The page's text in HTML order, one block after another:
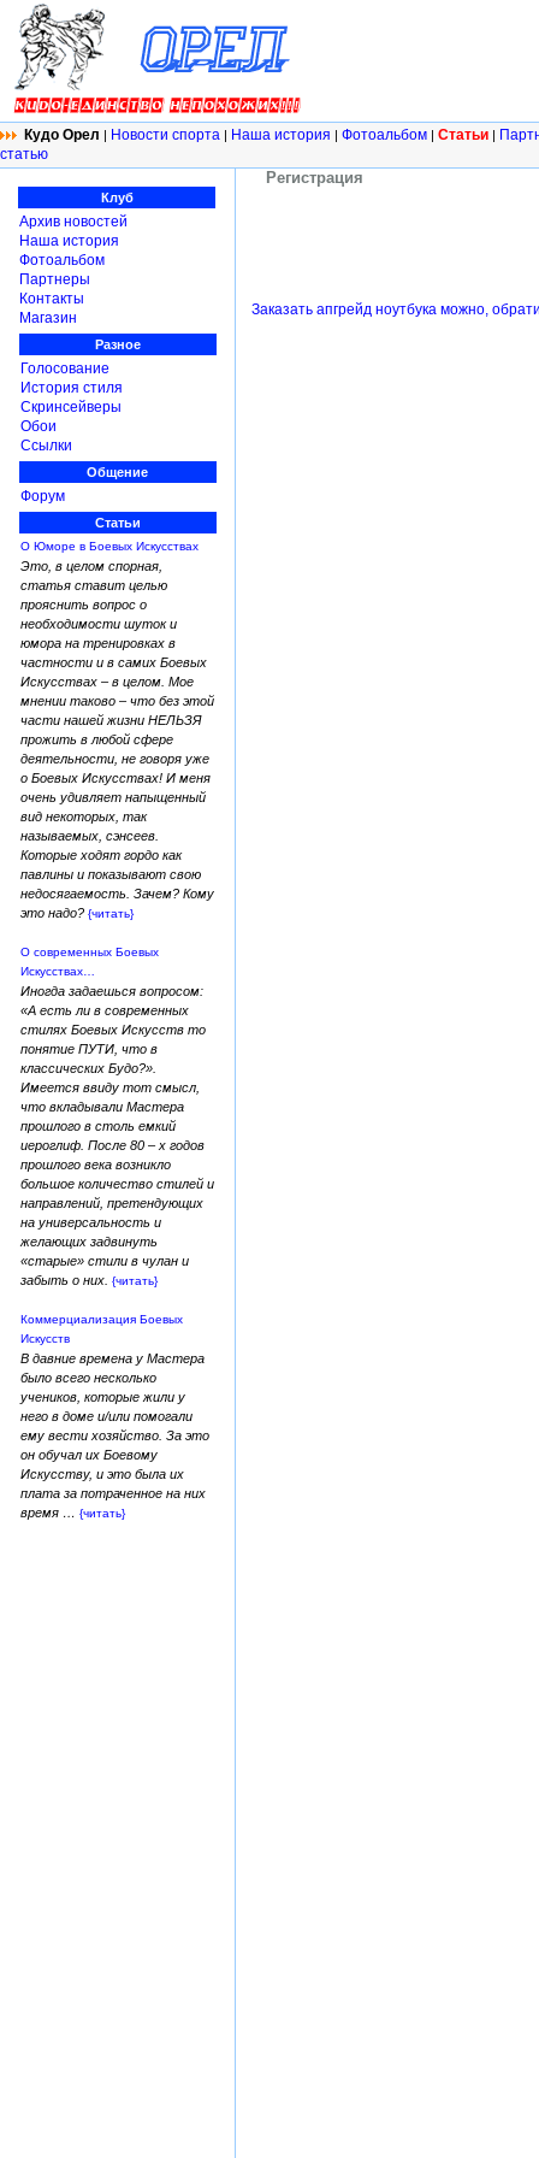
Кудо Орел | Новости спорта | Наша история | Фотоальбом | Статьи |
статью
Клуб
Архив новостей
Наша история
Фотоальбом
Партнеры
Контакты
Магазин
Разное
Голосование
История стиля
Скринсейверы
Обои
Ссылки
Общение
Форум
Статьи
О Юморе в Боевых Искусствах
Это, в целом спорная,
статья ставит целью
прояснить вопрос о
необходимости шуток и
юмора на тренировках в
частности и в самих Боевых
Искусствах – в целом. Мое
мнении таково – что без этой
части нашей жизни НЕЛЬЗЯ
прожить в любой сфере
деятельности, не говоря уже
о Боевых Искусствах! И меня
очень удивляет напыщенный
вид некоторых, так
называемых, сэнсеев.
Которые ходят гордо как
павлины и показывают свою
недосягаемость. Зачем? Кому
это надо? {читать}
О современных Боевых
Искусствах…
Иногда задаешься вопросом:
«А есть ли в современных
стилях Боевых Искусств то
понятие ПУТИ, что в
классических Будо?».
Имеется ввиду тот смысл,
что вкладывали Мастера
прошлого в столь емкий
иероглиф. После 80 – х годов
прошлого века возникло
большое количество стилей и
направлений, претендующих
на универсальность и
желающих задвинуть
«старые» стили в чулан и
забыть о них. {читать}
Коммерциализация Боевых
Искусств
В давние времена у Мастера
было всего несколько
учеников, которые жили у
него в доме и/или помогали
ему вести хозяйство. За это
он обучал их Боевому
Искусству, и это была их
плата за потраченное на них
время … {читать}
Регистрация
Заказать апгрейд ноутбука можно,